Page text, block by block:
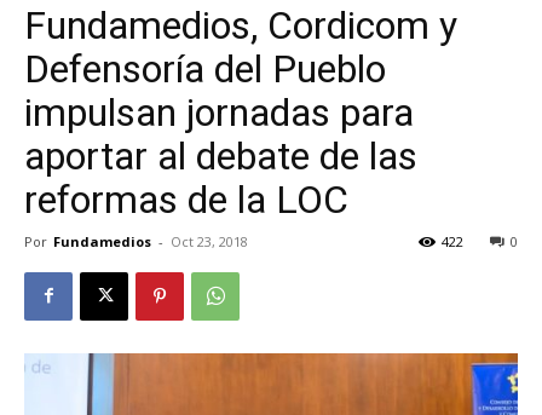
Fundamedios, Cordicom y
Defensoría del Pueblo
impulsan jornadas para
aportar al debate de las
reformas de la LOC
Por Fundamedios - Oct 23, 2018 0
422